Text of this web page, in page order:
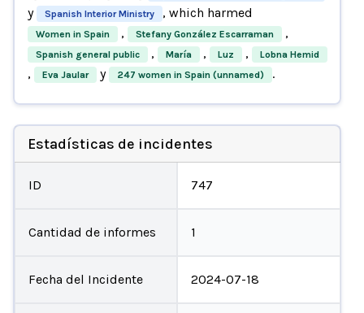
y Spanish Interior Ministry , which harmed
Women in Spain , Stefany González Escarraman ,
Spanish general public , María , Luz , Lobna Hemid
, Eva Jaular y 247 women in Spain (unnamed) .
Estadísticas de incidentes
ID 747
Cantidad de informes 1
Fecha del Incidente 2024-07-18